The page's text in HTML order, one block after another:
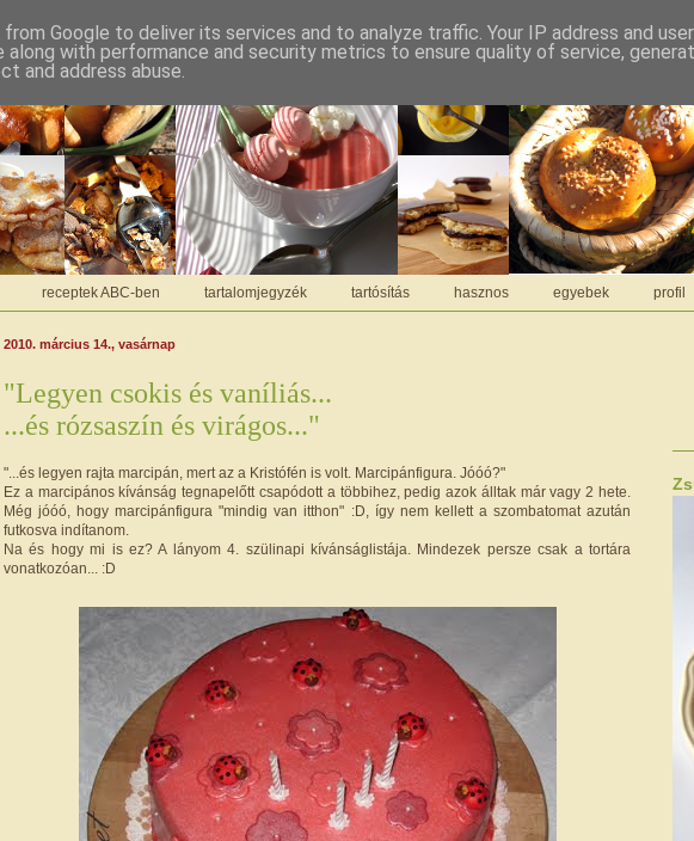
receptek ABC-ben tartalomjegyzék tartósítás hasznos egyebek profil
2010. március 14., vasárnap
"Legyen csokis és vaníliás...
...és rózsaszín és virágos..."
"...és legyen rajta marcipán, mert az a Kristófén is volt. Marcipánfigura. Jóóó?"
Ez a marcipános kívánság tegnapelőtt csapódott a többihez, pedig azok álltak már vagy 2 hete.
Még jóóó, hogy marcipánfigura "mindig van itthon" :D, így nem kellett a szombatomat azután
futkosva indítanom.
Na és hogy mi is ez? A lányom 4. szülinapi kívánságlistája. Mindezek persze csak a tortára
vonatkozóan... :D
Google to deliver its services and to analyze traffic. Your IP address and
along with performance and security metrics to ensure quality of service,
and address abuse.